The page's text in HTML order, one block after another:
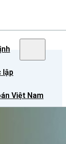
lập
Việt Nam
dựng